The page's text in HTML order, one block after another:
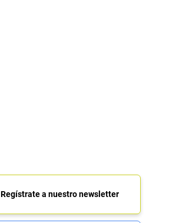
Regístrate a nuestro newsletter